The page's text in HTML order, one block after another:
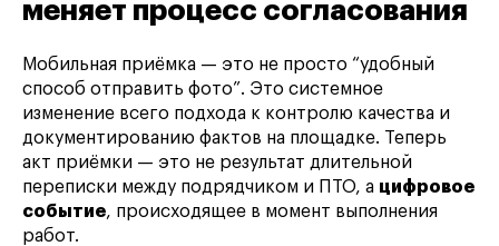
меняет процесс согласования
Мобильная приёмка — это не просто “удобный
способ отправить фото”. Это системное
изменение всего подхода к контролю качества и
документированию фактов на площадке. Теперь
акт приёмки — это не результат длительной
переписки между подрядчиком и ПТО, а цифровое
событие, происходящее в момент выполнения
работ.